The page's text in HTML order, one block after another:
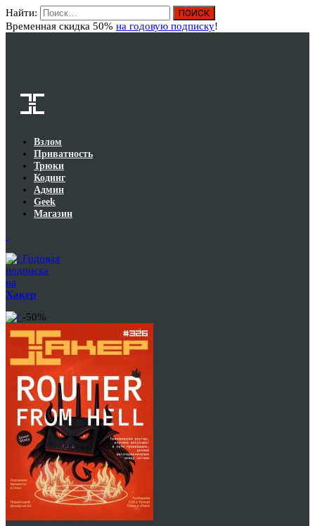
Найти:
Временная скидка 50% на годовую подписку!
Взлом
Приватность
Трюки
Кодинг
Админ
Geek
Магазин
Годовая
подписка
на
Хакер
-50%